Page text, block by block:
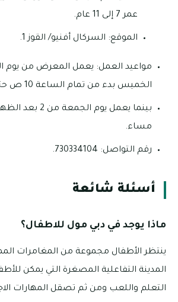
عمر 7 إلى 11 عام.
الموقع: السركال أفنيو/ القوز 1.
مواعيد العمل: يعمل المعرض من يوم
الخميس بدء من تمام الساعة 10 ص حتى 7 مساء.
مساء.
رقم التواصل: 730334104.
أسئلة شائعة
ماذا يوجد في دبي مول للاطفال؟
ينتظر الأطفال مجموعة من المغامرات
المدينة التفاعلية المصغرة التي يمكن
التعلم واللعب ومن ثم تصقل المهارات